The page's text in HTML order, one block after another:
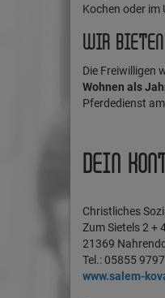
Kochen oder im
WIR BIETEN
Die Freiwilligen
Wohnen als
Pferdedienst
DEIN
Christliches
Zum Sietels 2 +
21369
Tel.: 05855
www.salem-